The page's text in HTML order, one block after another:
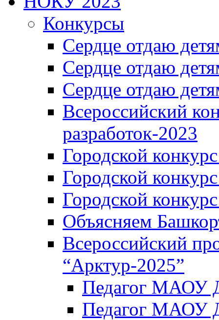
Конкурсы
Сердце отдаю
Сердце отдаю
Сердце отдаю
Всероссийский
разработок-2023
Городской
Городской
Городской
Объясняем
Всероссийский
“Арктур-2025”
Педагог МАОУ
Педагог МАОУ